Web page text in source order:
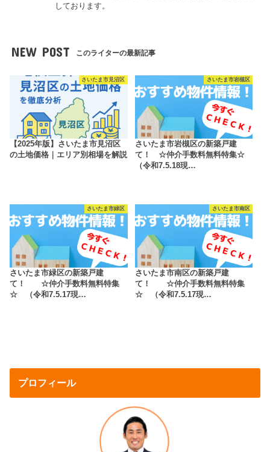
しております。
NEW POST このライターの最新記事
さいたま市見沼区
【2025年版】さいたま市見沼区
の土地価格｜エリア別相場を解説
さいたま市岩槻区
さいたま市岩槻区の新築戸建
て！ ☆仲介手数料無料特集☆
（令和7.5.18現…
さいたま市緑区
さいたま市緑区の新築戸建
て！ ☆仲介手数料無料特集
☆ （令和7.5.17現…
さいたま市南区
さいたま市南区の新築戸建
て！ ☆仲介手数料無料特集
☆ （令和7.5.17現…
プロフィール